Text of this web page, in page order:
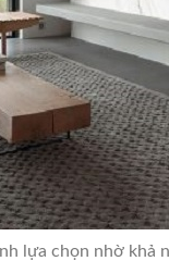
lựa chọn nhờ khả